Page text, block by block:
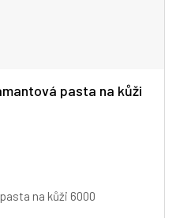
pasta na kůži
na kůži 6000